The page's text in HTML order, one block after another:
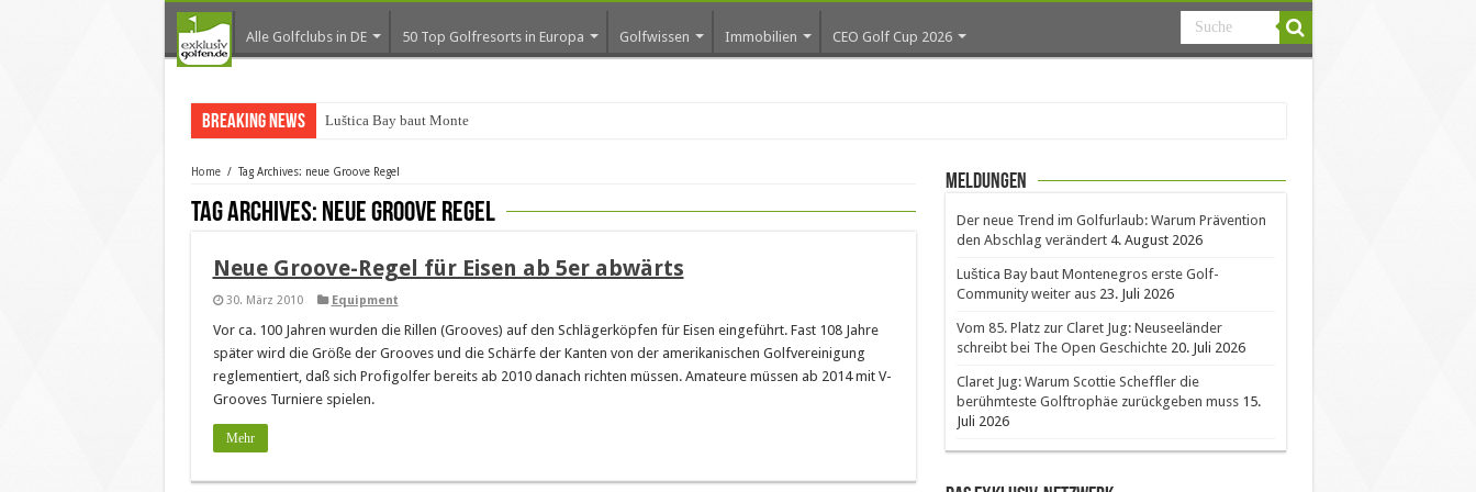
Alle Golfclubs in DE 50 Top Golfresorts in Europa Golfwissen Immobilien CEO Golf Cup 2026
Breaking News Luštica Bay baut Montenegros
Home / Tag Archives: neue Groove Regel
Tag Archives: neue Groove Regel
Neue Groove-Regel für Eisen ab 5er abwärts
30. März 2010 Equipment
Vor ca. 100 Jahren wurden die Rillen (Grooves) auf den Schlägerköpfen für Eisen eingeführt. Fast 108 Jahre
später wird die Größe der Grooves und die Schärfe der Kanten von der amerikanischen Golfvereinigung
reglementiert, daß sich Profigolfer bereits ab 2010 danach richten müssen. Amateure müssen ab 2014 mit V-
Grooves Turniere spielen.
Mehr
Meldungen
Der neue Trend im Golfurlaub: Warum Prävention
den Abschlag verändert 4. August 2026
Luštica Bay baut Montenegros erste Golf-
Community weiter aus 23. Juli 2026
Vom 85. Platz zur Claret Jug: Neuseeländer
schreibt bei The Open Geschichte 20. Juli 2026
Claret Jug: Warum Scottie Scheffler die
berühmteste Golftrophäe zurückgeben muss 15.
Juli 2026